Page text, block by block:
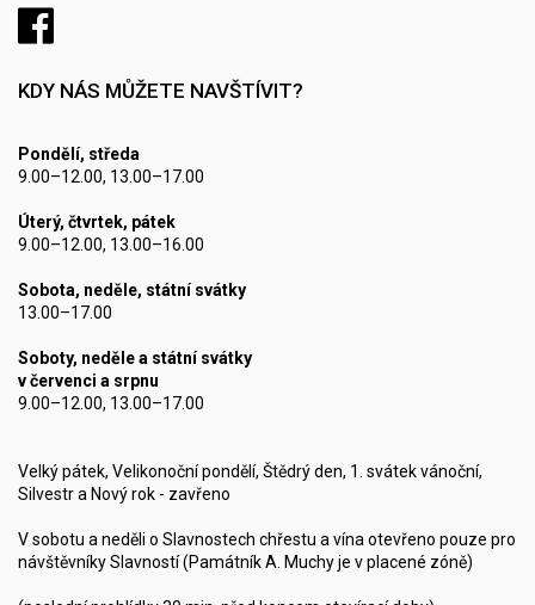
KDY NÁS MŮŽETE NAVŠTÍVIT?
Pondělí, středa
9.00–12.00, 13.00–17.00
Úterý, čtvrtek, pátek
9.00–12.00, 13.00–16.00
Sobota, neděle, státní svátky
13.00–17.00
Soboty, neděle a státní svátky
v červenci a srpnu
9.00–12.00, 13.00–17.00
Velký pátek, Velikonoční pondělí, Štědrý den, 1. svátek vánoční,
Silvestr a Nový rok - zavřeno
V sobotu a neděli o Slavnostech chřestu a vína otevřeno pouze pro
návštěvníky Slavností (Památník A. Muchy je v placené zóně)